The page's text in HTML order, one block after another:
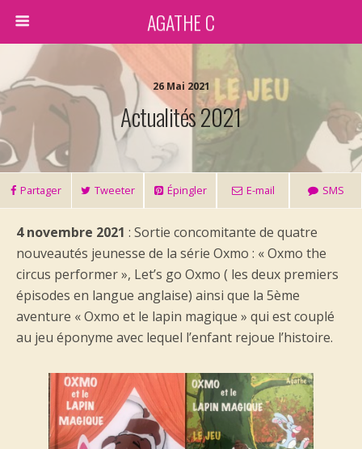
AGATHE C
26 Mai 2021
Actualités 2021
Partager Tweeter Épingler E-mail SMS
4 novembre 2021 : Sortie concomitante de quatre
nouveautés jeunesse de la série Oxmo : « Oxmo the
circus performer », Let’s go Oxmo ( les deux premiers
épisodes en langue anglaise) ainsi que la 5ème
aventure « Oxmo et le lapin magique » qui est couplé
au jeu éponyme avec lequel l’enfant rejoue l’histoire.